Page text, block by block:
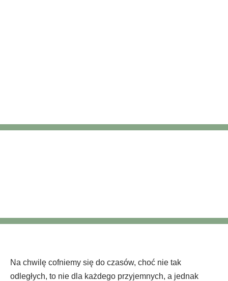
Na chwilę cofniemy się do czasów, choć nie tak
odległych, to nie dla każdego przyjemnych, a jednak